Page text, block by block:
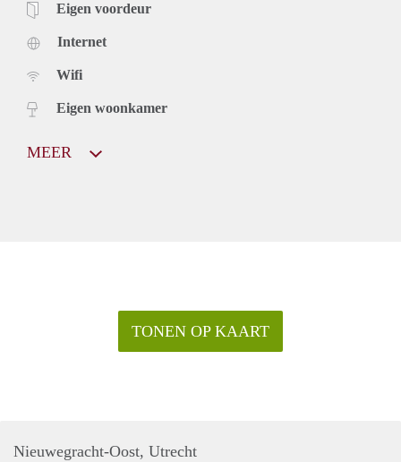
Eigen voordeur
Internet
Wifi
Eigen woonkamer
MEER
TONEN OP KAART
Nieuwegracht-Oost, Utrecht